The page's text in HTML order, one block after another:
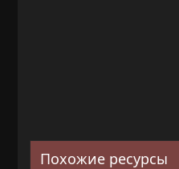
Похожие ресурсы